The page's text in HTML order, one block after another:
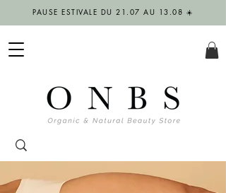
PAUSE ESTIVALE DU 21.07 AU 13.08 ☀️